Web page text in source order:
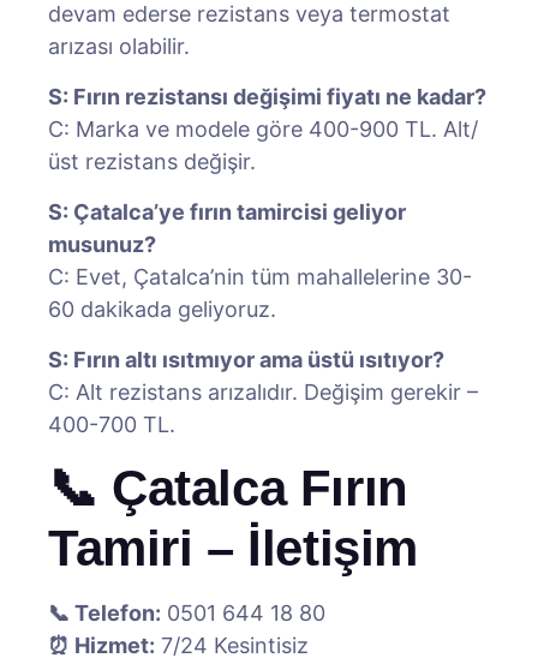
devam ederse rezistans veya termostat
arızası olabilir.
S: Fırın rezistansı değişimi fiyatı ne kadar?
C: Marka ve modele göre 400-900 TL. Alt/
üst rezistans değişir.
S: Çatalca’ye fırın tamircisi geliyor
musunuz?
C: Evet, Çatalca’nin tüm mahallelerine 30-
60 dakikada geliyoruz.
S: Fırın altı ısıtmıyor ama üstü ısıtıyor?
C: Alt rezistans arızalıdır. Değişim gerekir –
400-700 TL.
📞 Çatalca Fırın
Tamiri – İletişim
📞 Telefon: 0501 644 18 80
⏰ Hizmet: 7/24 Kesintisiz